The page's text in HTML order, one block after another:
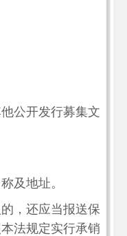
公开发行募集文
及地址。
，还应当报送保
法规定实行承销